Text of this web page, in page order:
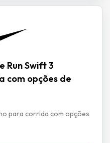
Run Swift 3
com opções de
para corrida com opções